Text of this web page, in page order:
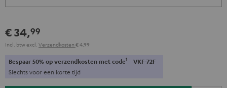
€ 34,99
Incl. btwexcl. Verzendkosten € 4,99
Bespaar 50% op verzendkosten met code1 VKF-72F
Slechts voor een korte tijd